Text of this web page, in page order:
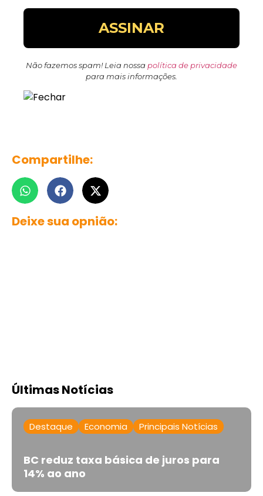
Não fazemos spam! Leia nossa política de privacidade
para mais informações.
Compartilhe:
Deixe sua opnião:
Últimas Notícias
Destaque Economia Principais Notícias
BC reduz taxa básica de juros para
14% ao ano